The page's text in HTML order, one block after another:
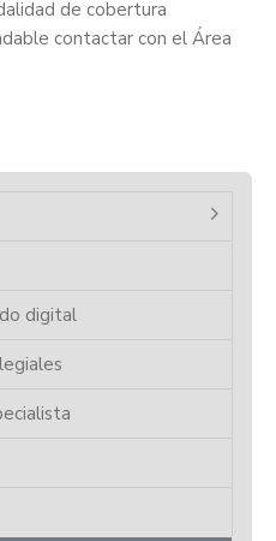
de cobertura
contactar con el Área
digital